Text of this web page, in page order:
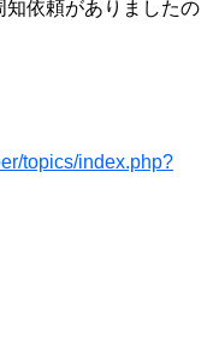
依頼がありましたの
topics/index.php?